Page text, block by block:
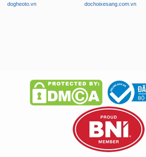
dogheoto.vn dochoixesang.com.vn